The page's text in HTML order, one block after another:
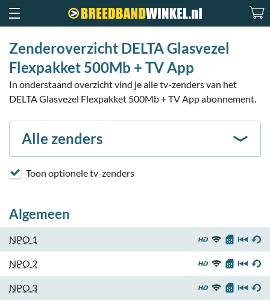
Zenderoverzicht DELTA Glasvezel
Flexpakket 500Mb + TV App
In onderstaand overzicht vind je alle tv-zenders van het
DELTA Glasvezel Flexpakket 500Mb + TV App abonnement.
Alle zenders
Toon optionele tv-zenders
Algemeen
NPO 1
NPO 2
NPO 3